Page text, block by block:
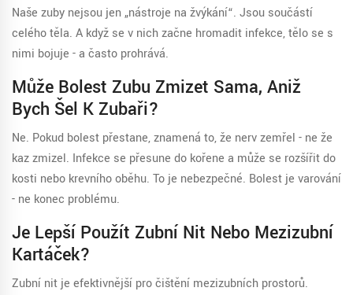
Naše zuby nejsou jen „nástroje na žvýkání“. Jsou součástí
celého těla. A když se v nich začne hromadit infekce, tělo se s
nimi bojuje - a často prohrává.
Může Bolest Zubu Zmizet Sama, Aniž
Bych Šel K Zubaři?
Ne. Pokud bolest přestane, znamená to, že nerv zemřel - ne že
kaz zmizel. Infekce se přesune do kořene a může se rozšířit do
kosti nebo krevního oběhu. To je nebezpečné. Bolesť je varování
- ne konec problému.
Je Lepší Použít Zubní Nit Nebo Mezizubní
Kartáček?
Zubní nit je efektivnější pro čištění mezizubních prostorů.